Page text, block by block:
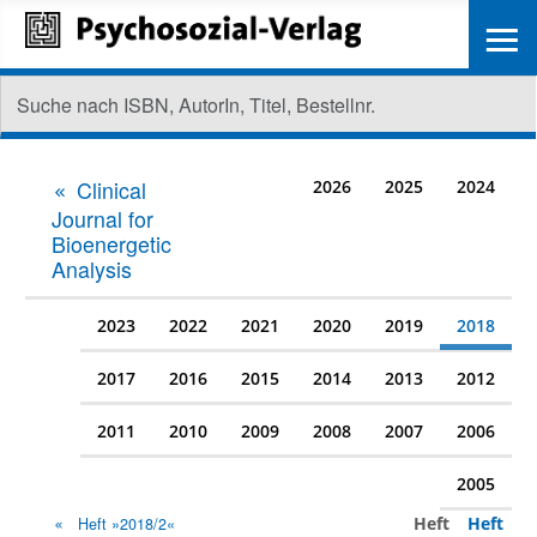
Clinical
Journal for
Bioenergetic
Analysis
2026 2025 2024
2023 2022 2021 2020 2019 2018
2017 2016 2015 2014 2013 2012
2011 2010 2009 2008 2007 2006
2005
Heft »2018/2« Heft Heft
≡